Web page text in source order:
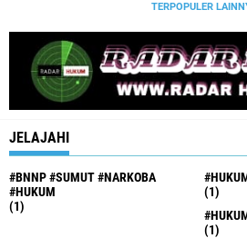
TERPOPULER
JELAJAHI
#BNNP #SUMUT #NARKOBA
#HUKUM
(1)
(1)
(1)